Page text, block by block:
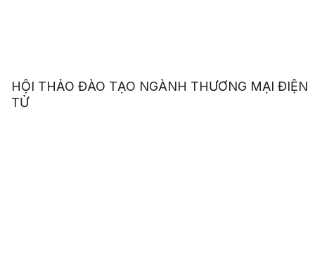
HỘI THẢO ĐÀO TẠO NGÀNH THƯƠNG MẠI ĐIỆN
TỬ